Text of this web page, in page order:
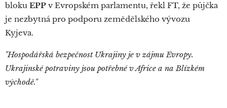
bloku EPP v Evropském parlamentu, řekl FT, že půjčka
je nezbytná pro podporu zemědělského vývozu
Kyjeva.
"Hospodářská bezpečnost Ukrajiny je v zájmu Evropy.
Ukrajinské potraviny jsou potřebné v Africe a na Blízkém
východě."